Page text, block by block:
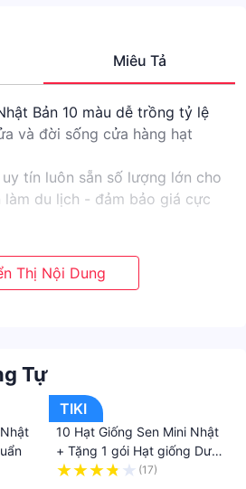
Miêu Tả
Bản 10 màu dễ trồng tỷ lệ
và đời sống cửa hàng hạt
tín luôn sẵn số lượng lớn cho
làm du lịch - đảm bảo giá cực
là các giống được nhập tại
đủ 10 màu khác nhau
độ
độ
45-50 ngày
Tự
TIKI
10 Hạt Giống Sen Mini Nhật
+ Tặng 1 gói Hạt giống Dưa
chuột Baby F1(17)